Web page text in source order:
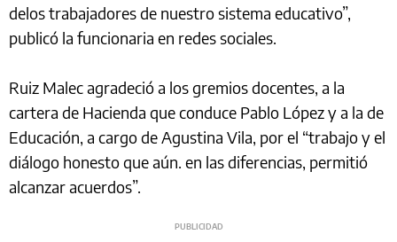
delos trabajadores de nuestro sistema educativo”,
publicó la funcionaria en redes sociales.
Ruiz Malec agradeció a los gremios docentes, a la
cartera de Hacienda que conduce Pablo López y a la de
Educación, a cargo de Agustina Vila, por el “trabajo y el
diálogo honesto que aún. en las diferencias, permitió
alcanzar acuerdos”.